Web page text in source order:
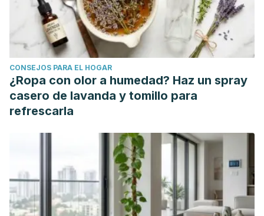
Sternberg, R. J. (1986). A triangular theory of
love.Psychological review,93(2), 119.
Sánchez-Fuentes, M. M., Santos-Iglesias, P., & Sierra, J. C.
(2014). A systematic review of sexual satisfaction.
International journal of clinical and health psychology
67-75.
CONSEJOS PARA EL HOGAR
¿Ropa con olor a humedad? Haz un spray
casero de lavanda y tomillo para
refrescarla